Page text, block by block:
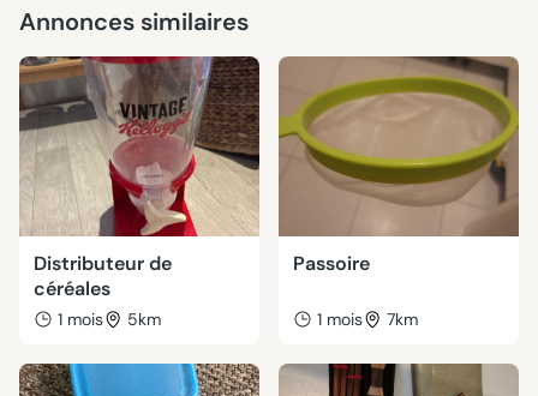
Annonces similaires
Distributeur de
céréales
1 mois 5km
Passoire
1 mois 7km